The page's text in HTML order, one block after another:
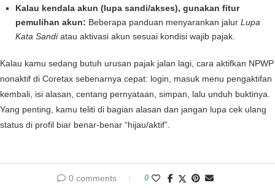
Kalau kendala akun (lupa sandi/akses), gunakan fitur
pemulihan akun: Beberapa panduan menyarankan jalur Lupa
Kata Sandiatau aktivasi akun sesuai kondisi wajib pajak.
Kalau kamu sedang butuh urusan pajak jalan lagi, cara aktifkan NPWP
nonaktif di Coretax sebenarnya cepat: login, masuk menu pengaktifan
kembali, isi alasan, centang pernyataan, simpan, lalu unduh buktinya.
Yang penting, kamu teliti di bagian alasan dan jangan lupa cek ulang
status di profil biar benar-benar “hijau/aktif”.
0 comments 0